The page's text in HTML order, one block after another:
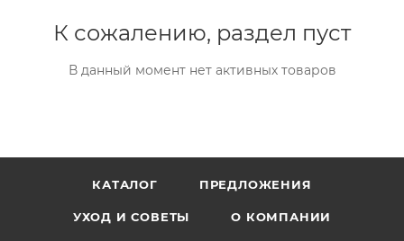
К сожалению, раздел пуст
В данный момент нет активных товаров
КАТАЛОГ ПРЕДЛОЖЕНИЯ
УХОД И СОВЕТЫ О КОМПАНИИ